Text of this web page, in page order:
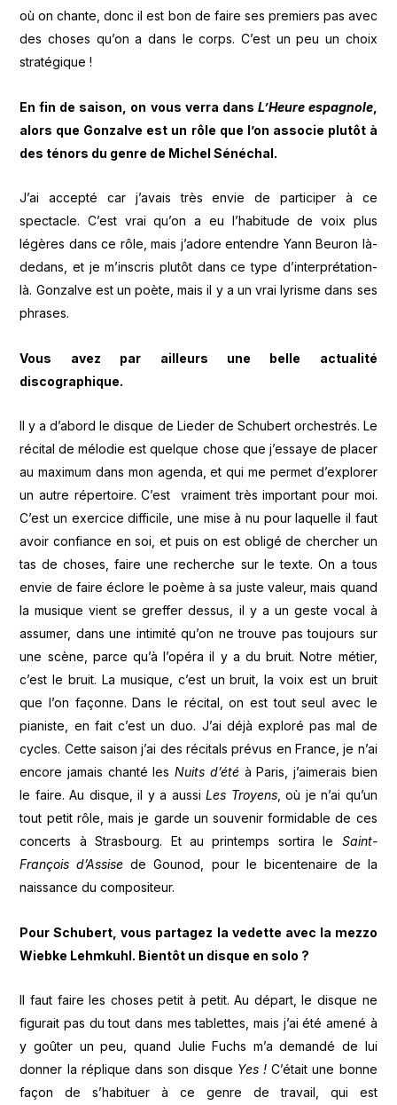
où on chante, donc il est bon de faire ses premiers pas avec
des choses qu’on a dans le corps. C’est un peu un choix
stratégique !
En fin de saison, on vous verra dans L’Heure espagnole,
alors que Gonzalve est un rôle que l’on associe plutôt à
des ténors du genre de Michel Sénéchal.
J’ai accepté car j’avais très envie de participer à ce
spectacle. C’est vrai qu’on a eu l’habitude de voix plus
légères dans ce rôle, mais j’adore entendre Yann Beuron là-
dedans, et je m’inscris plutôt dans ce type d’interprétation-
là. Gonzalve est un poète, mais il y a un vrai lyrisme dans ses
phrases.
Vous avez par ailleurs une belle actualité
discographique.
Il y a d’abord le disque de Lieder de Schubert orchestrés. Le
récital de mélodie est quelque chose que j’essaye de placer
au maximum dans mon agenda, et qui me permet d’explorer
un autre répertoire. C’est vraiment très important pour moi.
C’est un exercice difficile, une mise à nu pour laquelle il faut
avoir confiance en soi, et puis on est obligé de chercher un
tas de choses, faire une recherche sur le texte. On a tous
envie de faire éclore le poème à sa juste valeur, mais quand
la musique vient se greffer dessus, il y a un geste vocal à
assumer, dans une intimité qu’on ne trouve pas toujours sur
une scène, parce qu’à l’opéra il y a du bruit. Notre métier,
c’est le bruit. La musique, c’est un bruit, la voix est un bruit
que l’on façonne. Dans le récital, on est tout seul avec le
pianiste, en fait c’est un duo. J’ai déjà exploré pas mal de
cycles. Cette saison j’ai des récitals prévus en France, je n’ai
encore jamais chanté lesNuits d’étéà Paris, j’aimerais bien
le faire. Au disque, il y a aussiLes Troyens, où je n’ai qu’un
tout petit rôle, mais je garde un souvenir formidable de ces
concerts à Strasbourg. Et au printemps sortira le Saint-
François d’Assisede Gounod, pour le bicentenaire de la
naissance du compositeur.
Pour Schubert, vous partagez la vedette avec la mezzo
Wiebke Lehmkuhl. Bientôt un disque en solo ?
Il faut faire les choses petit à petit. Au départ, le disque ne
figurait pas du tout dans mes tablettes, mais j’ai été amené à
y goûter un peu, quand Julie Fuchs m’a demandé de lui
donner la réplique dans son disque Yes ! C’était une bonne
façon de s’habituer à ce genre de travail, qui est